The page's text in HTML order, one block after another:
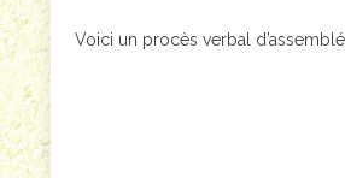
Voici un procès verbal